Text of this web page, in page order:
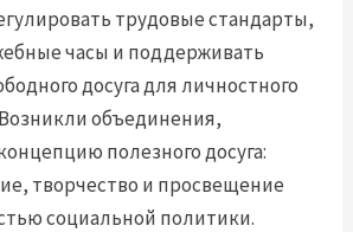
трудовые стандарты,
часы и поддерживать
досуга для личностного
объединения,
полезного досуга:
творчество и просвещение
социальной политики.